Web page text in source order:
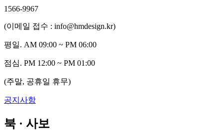
1566-9967
(이메일 접수 : info@hmdesign.kr)
평일. AM 09:00 ~ PM 06:00
점심. PM 12:00 ~ PM 01:00
(주말, 공휴일 휴무)
공지사항
북 · 사보